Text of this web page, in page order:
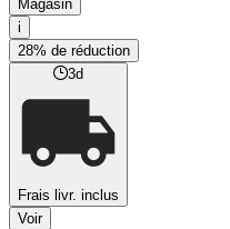
Magasin
i
28% de réduction
3d
Frais livr. inclus
Voir